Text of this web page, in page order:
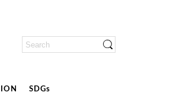
SDGs